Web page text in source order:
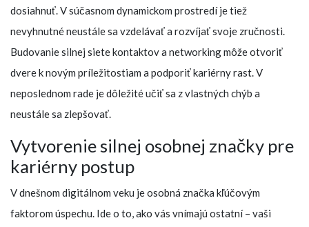
dosiahnuť. V súčasnom dynamickom prostredí je tiež
nevyhnutné neustále sa vzdelávať a rozvíjať svoje zručnosti.
Budovanie silnej siete kontaktov a networking môže otvoriť
dvere k novým príležitostiam a podporiť kariérny rast. V
neposlednom rade je dôležité učiť sa z vlastných chýb a
neustále sa zlepšovať.
Vytvorenie silnej osobnej značky pre
kariérny postup
V dnešnom digitálnom veku je osobná značka kľúčovým
faktorom úspechu. Ide o to, ako vás vnímajú ostatní – vaši